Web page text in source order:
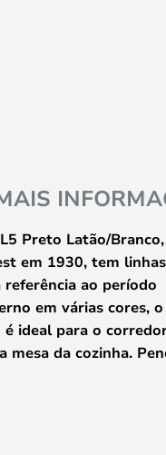
Preto Latão/Branco,
em 1930, tem linhas
ao período
em várias cores, o
ideal para o
mesa da cozinha.
criar uma fonte de
pela primeira vez no